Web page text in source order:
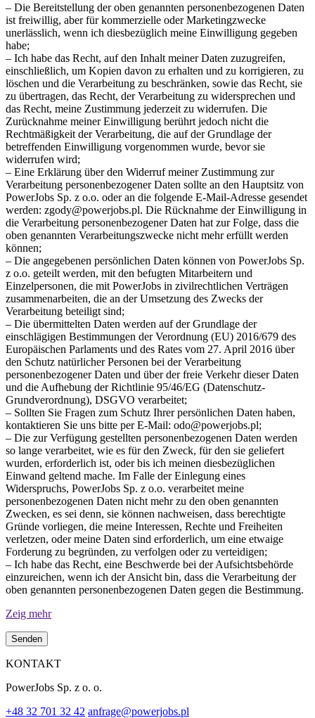
– Die Bereitstellung der oben genannten personenbezogenen Daten
ist freiwillig, aber für kommerzielle oder Marketingzwecke
unerlässlich, wenn ich diesbezüglich meine Einwilligung gegeben
habe;
– Ich habe das Recht, auf den Inhalt meiner Daten zuzugreifen,
einschließlich, um Kopien davon zu erhalten und zu korrigieren, zu
löschen und die Verarbeitung zu beschränken, sowie das Recht, sie
zu übertragen, das Recht, der Verarbeitung zu widersprechen und
das Recht, meine Zustimmung jederzeit zu widerrufen. Die
Zurücknahme meiner Einwilligung berührt jedoch nicht die
Rechtmäßigkeit der Verarbeitung, die auf der Grundlage der
betreffenden Einwilligung vorgenommen wurde, bevor sie
widerrufen wird;
– Eine Erklärung über den Widerruf meiner Zustimmung zur
Verarbeitung personenbezogener Daten sollte an den Hauptsitz von
PowerJobs Sp. z o.o. oder an die folgende E-Mail-Adresse gesendet
werden: zgody@powerjobs.pl. Die Rücknahme der Einwilligung in
die Verarbeitung personenbezogener Daten hat zur Folge, dass die
oben genannten Verarbeitungszwecke nicht mehr erfüllt werden
können;
– Die angegebenen persönlichen Daten können von PowerJobs Sp.
z o.o. geteilt werden, mit den befugten Mitarbeitern und
Einzelpersonen, die mit PowerJobs in zivilrechtlichen Verträgen
zusammenarbeiten, die an der Umsetzung des Zwecks der
Verarbeitung beteiligt sind;
– Die übermittelten Daten werden auf der Grundlage der
einschlägigen Bestimmungen der Verordnung (EU) 2016/679 des
Europäischen Parlaments und des Rates vom 27. April 2016 über
den Schutz natürlicher Personen bei der Verarbeitung
personenbezogener Daten und über der freie Verkehr dieser Daten
und die Aufhebung der Richtlinie 95/46/EG (Datenschutz-
Grundverordnung), DSGVO verarbeitet;
– Sollten Sie Fragen zum Schutz Ihrer persönlichen Daten haben,
kontaktieren Sie uns bitte per E-Mail: odo@powerjobs.pl;
– Die zur Verfügung gestellten personenbezogenen Daten werden
so lange verarbeitet, wie es für den Zweck, für den sie geliefert
wurden, erforderlich ist, oder bis ich meinen diesbezüglichen
Einwand geltend mache. Im Falle der Einlegung eines
Widerspruchs, PowerJobs Sp. z o.o. verarbeitet meine
personenbezogenen Daten nicht mehr zu den oben genannten
Zwecken, es sei denn, sie können nachweisen, dass berechtigte
Gründe vorliegen, die meine Interessen, Rechte und Freiheiten
verletzen, oder meine Daten sind erforderlich, um eine etwaige
Forderung zu begründen, zu verfolgen oder zu verteidigen;
– Ich habe das Recht, eine Beschwerde bei der Aufsichtsbehörde
einzureichen, wenn ich der Ansicht bin, dass die Verarbeitung der
oben genannten personenbezogenen Daten gegen die Bestimmung.
Zeig mehr
KONTAKT
PowerJobs Sp. z o. o.
+48 32 701 32 42 anfrage@powerjobs.pl